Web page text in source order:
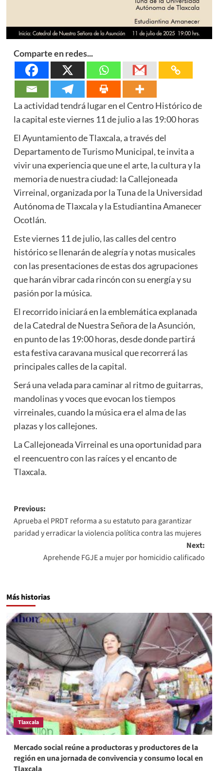
Comparte en redes...
La actividad tendrá lugar en el Centro Histórico de
la capital este viernes 11 de julio a las 19:00 horas
El Ayuntamiento de Tlaxcala, a través del
Departamento de Turismo Municipal, te invita a
vivir una experiencia que une el arte, la cultura y la
memoria de nuestra ciudad: la Callejoneada
Virreinal, organizada por la Tuna de la Universidad
Autónoma de Tlaxcala y la Estudiantina Amanecer
Ocotlán.
Este viernes 11 de julio, las calles del centro
histórico se llenarán de alegría y notas musicales
con las presentaciones de estas dos agrupaciones
que harán vibrar cada rincón con su energía y su
pasión por la música.
El recorrido iniciará en la emblemática explanada
de la Catedral de Nuestra Señora de la Asunción,
en punto de las 19:00 horas, desde donde partirá
esta festiva caravana musical que recorrerá las
principales calles de la capital.
Será una velada para caminar al ritmo de guitarras,
mandolinas y voces que evocan los tiempos
virreinales, cuando la música era el alma de las
plazas y los callejones.
La Callejoneada Virreinal es una oportunidad para
el reencuentro con las raíces y el encanto de
Tlaxcala.
Post
navigation
Previous:
Aprueba el PRDT reforma a su estatuto para garantizar
paridad y erradicar la violencia política contra las mujeres
Next:
Aprehende FGJE a mujer por homicidio calificado
Más historias
Tlaxcala
Mercado social reúne a productoras y productores de la
región en una jornada de convivencia y consumo local en